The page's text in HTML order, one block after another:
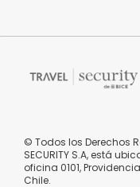
© Todos los Derechos
SECURITY S.A, está
oficina 0101,
Chile.